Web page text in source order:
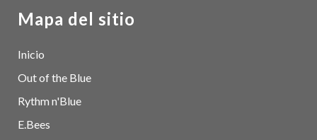
Mapa del sitio
Inicio
Out of the Blue
Rythm n'Blue
E.Bees